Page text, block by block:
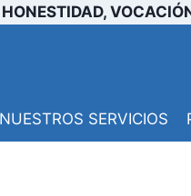
NUESTROS SERVICIOS